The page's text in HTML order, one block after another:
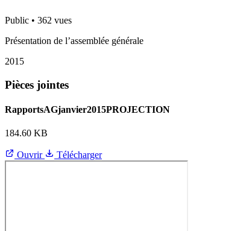
Public • 362 vues
Présentation de l’assemblée générale
2015
Pièces jointes
RapportsAGjanvier2015PROJECTION
184.60 KB
Ouvrir Télécharger